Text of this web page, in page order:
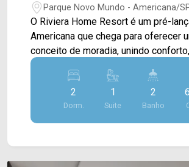
Parque Novo Mundo - Americana/
O Riviera Home Resort é um pré-
Americana que chega para oferecer
conceito de moradia, unindo
funcionalidade e qualidade de vida
condomínio com conceito Home
empreendimento conta com
62M², 65M² e 75M², projetados para
diferentes perfis de moradores,
2
Dorm.
1
Suite
2
Banho